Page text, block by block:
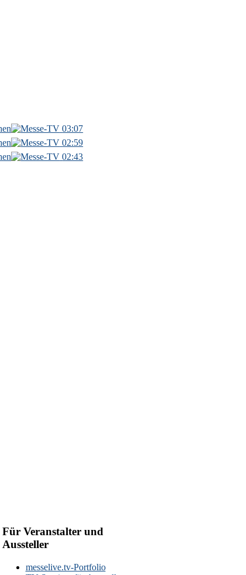
03:07
02:59
02:43
Für Veranstalter und
Aussteller
messelive.tv-Portfolio